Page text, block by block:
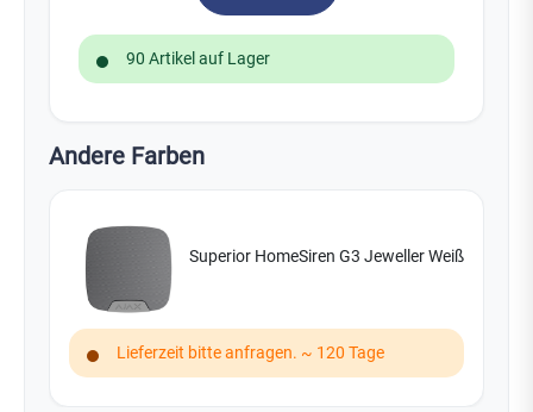
90 Artikel auf Lager
Andere Farben
Superior HomeSiren G3 Jeweller Weiß
Lieferzeit bitte anfragen. ~ 120 Tage